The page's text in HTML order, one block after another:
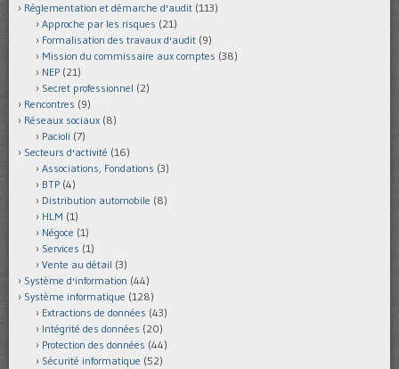
Réglementation et démarche d'audit (113)
Approche par les risques (21)
Formalisation des travaux d'audit (9)
Mission du commissaire aux comptes (38)
NEP (21)
Secret professionnel (2)
Rencontres (9)
Réseaux sociaux (8)
Pacioli (7)
Secteurs d'activité (16)
Associations, Fondations (3)
BTP (4)
Distribution automobile (8)
HLM (1)
Négoce (1)
Services (1)
Vente au détail (3)
Système d'information (44)
Système informatique (128)
Extractions de données (43)
Intégrité des données (20)
Protection des données (44)
Sécurité informatique (52)